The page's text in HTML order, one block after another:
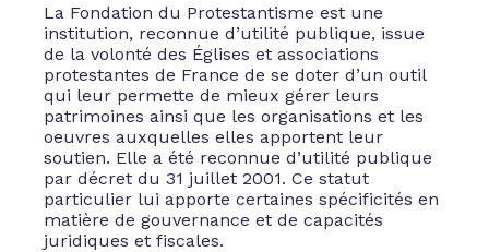
La Fondation du Protestantisme est une
institution, reconnue d’utilité publique, issue
de la volonté des Églises et associations
protestantes de France de se doter d’un outil
qui leur permette de mieux gérer leurs
patrimoines ainsi que les organisations et les
oeuvres auxquelles elles apportent leur
soutien. Elle a été reconnue d’utilité publique
par décret du 31 juillet 2001. Ce statut
particulier lui apporte certaines spécificités en
matière de gouvernance et de capacités
juridiques et fiscales.